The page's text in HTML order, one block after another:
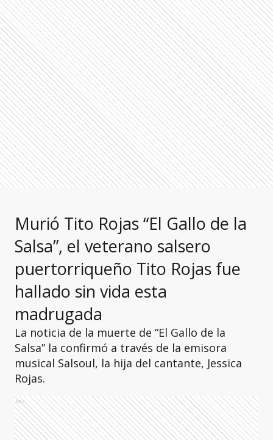
Murió Tito Rojas “El Gallo de la
Salsa”, el veterano salsero
puertorriqueño Tito Rojas fue
hallado sin vida esta
madrugada
La noticia de la muerte de “El Gallo de la
Salsa” la confirmó a través de la emisora
musical Salsoul, la hija del cantante, Jessica
Rojas.
Ads